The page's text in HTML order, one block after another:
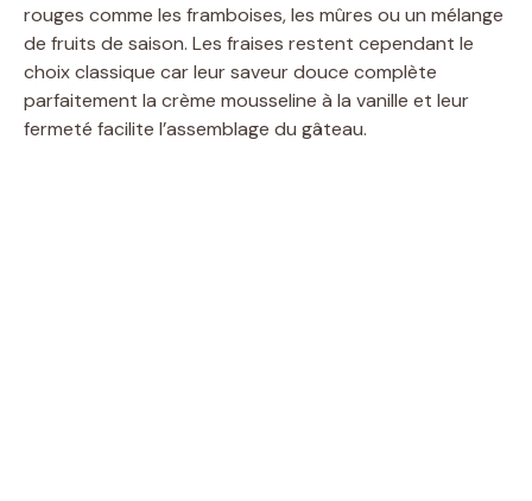
rouges comme les framboises, les mûres ou un mélange
de fruits de saison. Les fraises restent cependant le
choix classique car leur saveur douce complète
parfaitement la crème mousseline à la vanille et leur
fermeté facilite l’assemblage du gâteau.